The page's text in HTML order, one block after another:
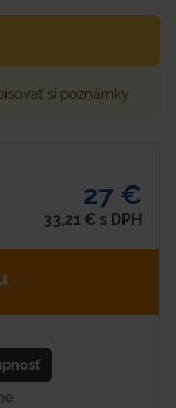
si poznámky
27 €
33,21 € s DPH